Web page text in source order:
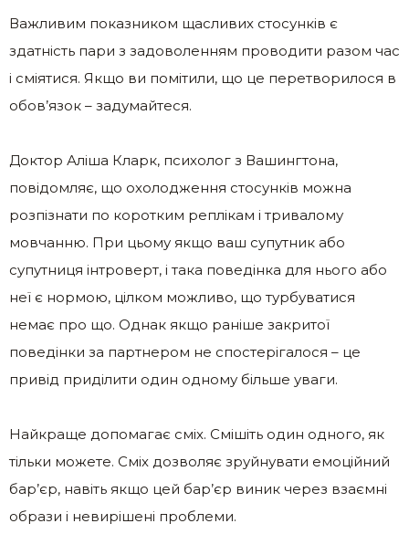
Важливим показником щасливих стосунків є
здатність пари з задоволенням проводити разом час
і сміятися. Якщо ви помітили, що це перетворилося в
обов’язок – задумайтеся.
Доктор Аліша Кларк, психолог з Вашингтона,
повідомляє, що охолодження стосунків можна
розпізнати по коротким реплікам і тривалому
мовчанню. При цьому якщо ваш супутник або
супутниця інтроверт, і така поведінка для нього або
неї є нормою, цілком можливо, що турбуватися
немає про що. Однак якщо раніше закритої
поведінки за партнером не спостерігалося – це
привід приділити один одному більше уваги.
Найкраще допомагає сміх. Смішіть один одного, як
тільки можете. Сміх дозволяє зруйнувати емоційний
бар’єр, навіть якщо цей бар’єр виник через взаємні
образи і невирішені проблеми.